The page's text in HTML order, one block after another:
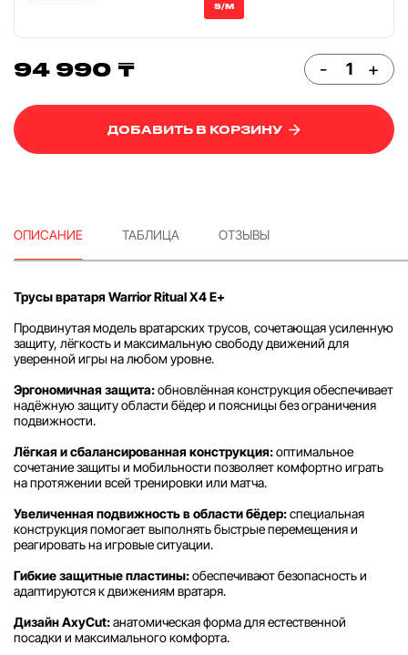
S/M
94 990 ₸ - +
ДОБАВИТЬ В КОРЗИНУ
ОПИСАНИЕ ТАБЛИЦА ОТЗЫВЫ
Трусы вратаря Warrior Ritual X4 E+
Продвинутая модель вратарских трусов, сочетающая усиленную
защиту, лёгкость и максимальную свободу движений для
уверенной игры на любом уровне.
Эргономичная защита:обновлённая конструкция обеспечивает
надёжную защиту области бёдер и поясницы без ограничения
подвижности.
Лёгкая и сбалансированная конструкция:оптимальное
сочетание защиты и мобильности позволяет комфортно играть
на протяжении всей тренировки или матча.
Увеличенная подвижность в области бёдер:специальная
конструкция помогает выполнять быстрые перемещения и
реагировать на игровые ситуации.
Гибкие защитные пластины:обеспечивают безопасность и
адаптируются к движениям вратаря.
Дизайн AxyCut:анатомическая форма для естественной
посадки и максимального комфорта.